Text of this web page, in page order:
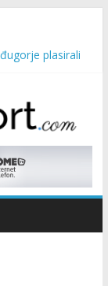
plasirali
2026.
Bevanda i
na realizaciji